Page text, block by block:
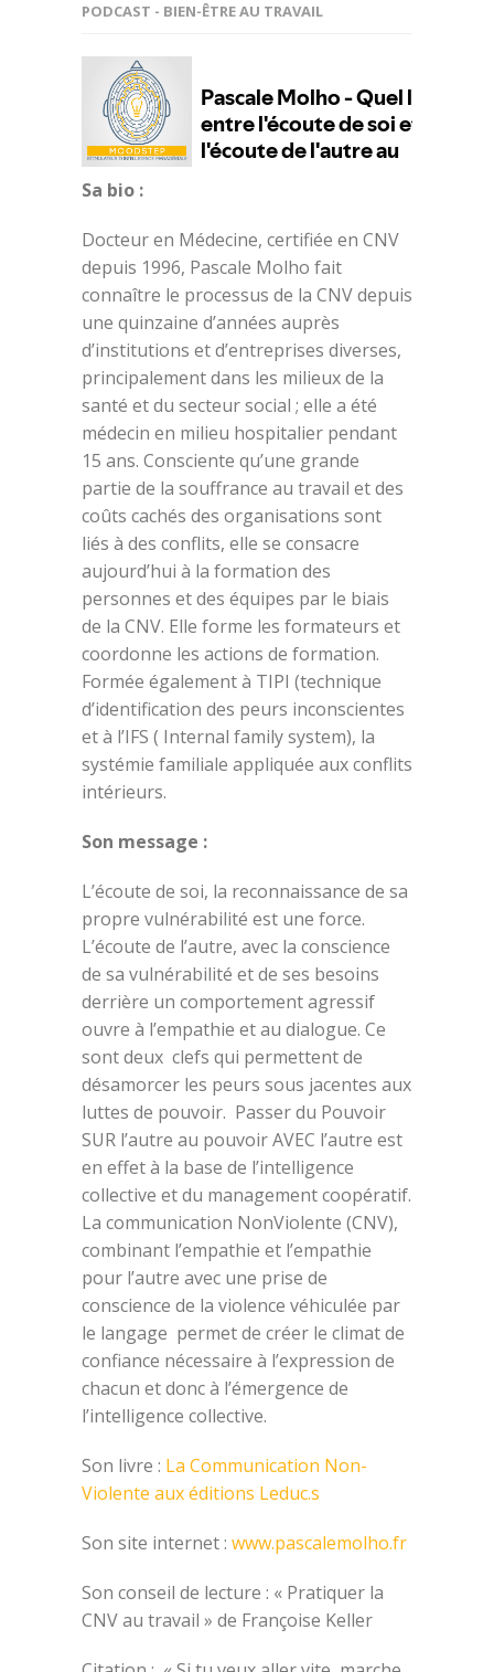
PODCAST - BIEN-ÊTRE AU TRAVAIL
Sa bio :
Docteur en Médecine, certifiée en CNV
depuis 1996, Pascale Molho fait
connaître le processus de la CNV depuis
une quinzaine d’années auprès
d’institutions et d’entreprises diverses,
principalement dans les milieux de la
santé et du secteur social ; elle a été
médecin en milieu hospitalier pendant
15 ans. Consciente qu’une grande
partie de la souffrance au travail et des
coûts cachés des organisations sont
liés à des conflits, elle se consacre
aujourd’hui à la formation des
personnes et des équipes par le biais
de la CNV. Elle forme les formateurs et
coordonne les actions de formation.
Formée également à TIPI (technique
d’identification des peurs inconscientes
et à l’IFS ( Internal family system), la
systémie familiale appliquée aux conflits
intérieurs.
Son message :
L’écoute de soi, la reconnaissance de sa
propre vulnérabilité est une force.
L’écoute de l’autre, avec la conscience
de sa vulnérabilité et de ses besoins
derrière un comportement agressif
ouvre à l’empathie et au dialogue. Ce
sont deux clefs qui permettent de
désamorcer les peurs sous jacentes aux
luttes de pouvoir. Passer du Pouvoir
SUR l’autre au pouvoir AVEC l’autre est
en effet à la base de l’intelligence
collective et du management coopératif.
La communication NonViolente (CNV),
combinant l’empathie et l’empathie
pour l’autre avec une prise de
conscience de la violence véhiculée par
le langage permet de créer le climat de
confiance nécessaire à l’expression de
chacun et donc à l’émergence de
l’intelligence collective.
Son livre : La Communication Non-
Violente aux éditions Leduc.s
Son site internet : www.pascalemolho.fr
Son conseil de lecture : « Pratiquer la
CNV au travail » de Françoise Keller